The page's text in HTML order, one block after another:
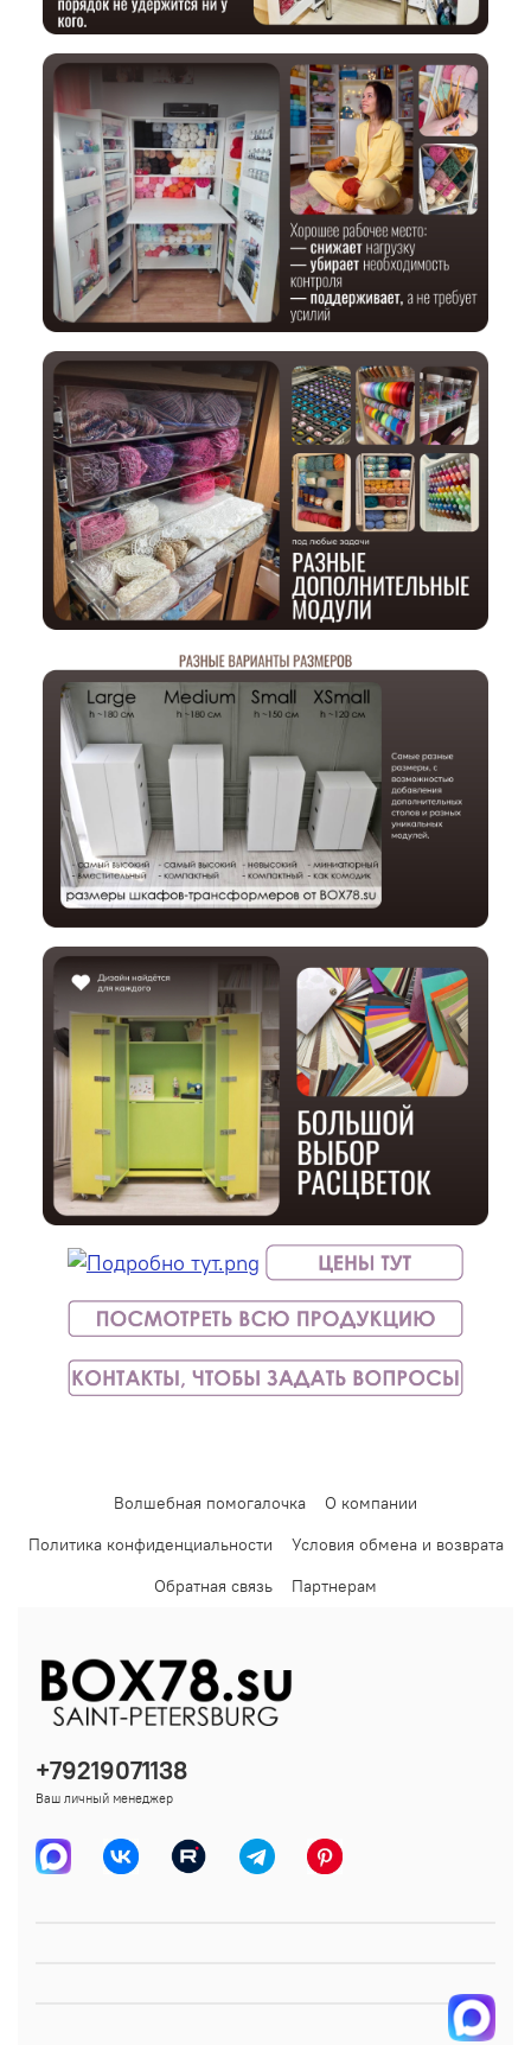
Волшебная помогалочка
О компании
Политика конфиденциальности
Условия обмена и возврата
Обратная связь
Партнерам
+79219071138
Ваш личный менеджер